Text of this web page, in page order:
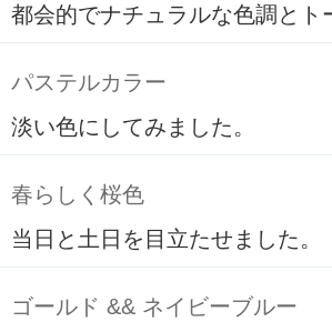
都会的でナチュラルな色調とト
パステルカラー
淡い色にしてみました。
春らしく桜色
当日と土日を目立たせました。
ゴールド && ネイビーブルー